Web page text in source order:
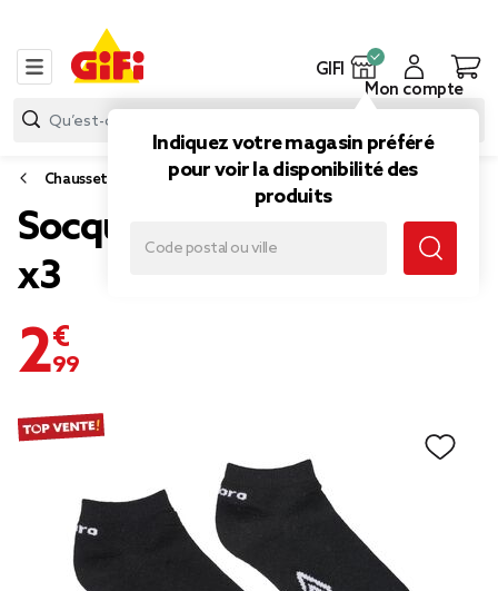
GIFI
Indiquez votre magasin préféré
pour voir la disponibilité des
produits
Mon compte
Chaussettes et sous-vêtements
Socquette homme Umbro
x3
2,99 €